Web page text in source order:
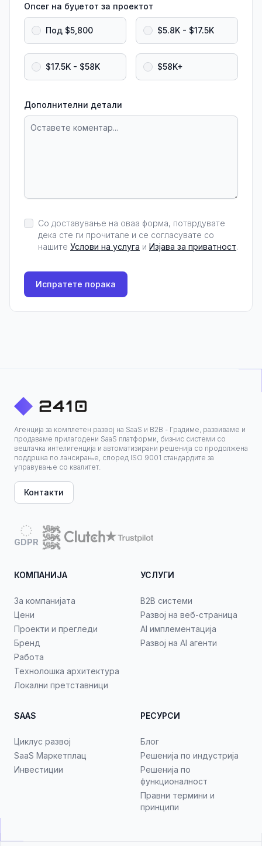
Опсег на буџетот за проектот
Под $5,800 $5.8K - $17.5K
$17.5K - $58K $58K+
Дополнителни детали
Со доставување на оваа форма, потврдувате
дека сте ги прочитале и се согласувате со
нашите Услови на услуга и Изјава за приватност.
Испратете порака
Агенција за комплетен развој на SaaS и B2B - Градиме, развиваме и
продаваме прилагодени SaaS платформи, бизнис системи со
вештачка интелигенција и автоматизирани решенија со продолжена
поддршка по лансирање, според ISO 9001 стандардите за
управување со квалитет.
Контакти
GDPR
КОМПАНИЈА
За компанијата
Цени
Проекти и прегледи
Бренд
Работа
Технолошка архитектура
Локални претставници
УСЛУГИ
B2B системи
Развој на веб-страница
AI имплементација
Развој на AI агенти
SAAS
Циклус развој
SaaS Маркетплац
Инвестиции
РЕСУРСИ
Блог
Решенија по индустрија
Решенија по
функционалност
Правни термини и
принципи